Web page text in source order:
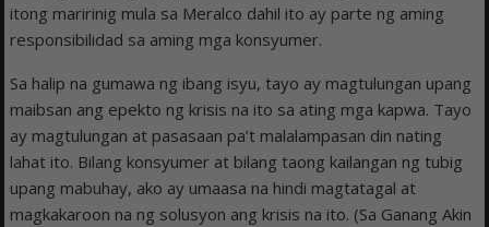
itong maririnig mula sa Meralco dahil ito ay parte ng aming
responsibilidad sa aming mga konsyumer.
Sa halip na gumawa ng ibang isyu, tayo ay magtulungan upang
maibsan ang epekto ng krisis na ito sa ating mga kapwa. Tayo
ay magtulungan at pasasaan pa’t malalampasan din nating
lahat ito. Bilang konsyumer at bilang taong kailangan ng tubig
upang mabuhay, ako ay umaasa na hindi magtatagal at
magkakaroon na ng solusyon ang krisis na ito. (Sa Ganang Akin